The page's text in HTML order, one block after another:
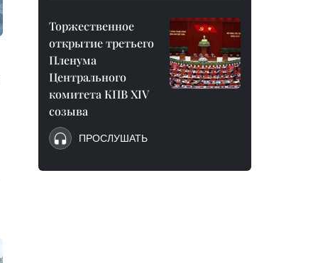
Торжественное
открытие третьего
Пленума
Центрального
комитета КПВ XIV
созыва
ПРОСЛУШАТЬ